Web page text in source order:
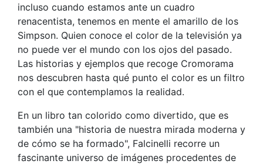
incluso cuando estamos ante un cuadro
renacentista, tenemos en mente el amarillo de los
Simpson. Quien conoce el color de la televisión ya
no puede ver el mundo con los ojos del pasado.
Las historias y ejemplos que recoge Cromorama
nos descubren hasta qué punto el color es un filtro
con el que contemplamos la realidad.
En un libro tan colorido como divertido, que es
también una "historia de nuestra mirada moderna y
de cómo se ha formado", Falcinelli recorre un
fascinante universo de imágenes procedentes de